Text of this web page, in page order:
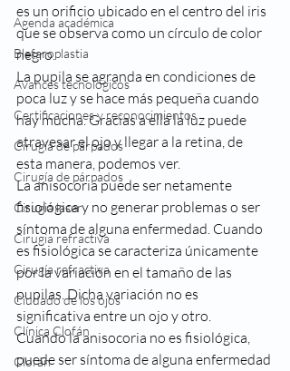
Agenda académica
Blefaroplastia
Avances tecnológicos
Certificaciones y reconocimientos
Cirugía de párpados
Cirugía de párpados
Cirugia laser
Cirugia refractiva
Cirugía refractiva
Ciudado de los ojos
Clínica Clofán
Clofán
es un orificio ubicado en el centro del iris
que se observa como un círculo de color
negro.
La pupila se agranda en condiciones de
poca luz y se hace más pequeña cuando
hay mucha. Gracias a ella la luz puede
atravesar el ojo y llegar a la retina, de
esta manera, podemos ver.
La anisocoria puede ser netamente
fisiológica y no generar problemas o ser
síntoma de alguna enfermedad. Cuando
es fisiológica se caracteriza únicamente
por la variación en el tamaño de las
pupilas. Dicha variación no es
significativa entre un ojo y otro.
Cuando la anisocoria no es fisiológica,
puede ser síntoma de alguna enfermedad